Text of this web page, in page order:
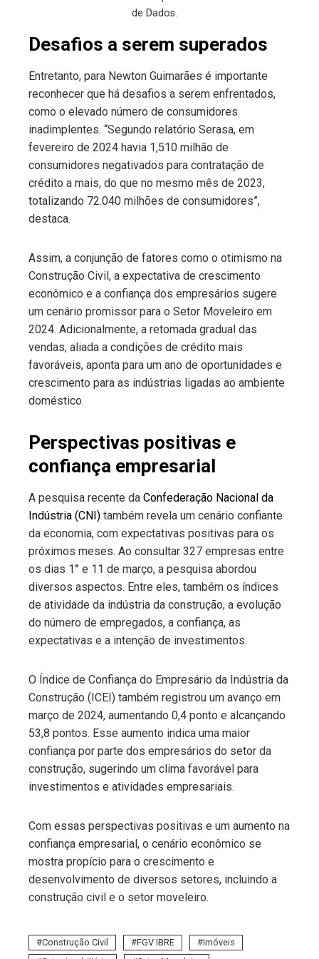
de Dados.
Desafios a serem superados
Entretanto, para Newton Guimarães é importante
reconhecer que há desafios a serem enfrentados,
como o elevado número de consumidores
inadimplentes. “Segundo relatório Serasa, em
fevereiro de 2024 havia 1,510 milhão de
consumidores negativados para contratação de
crédito a mais, do que no mesmo mês de 2023,
totalizando 72.040 milhões de consumidores”,
destaca.
Assim, a conjunção de fatores como o otimismo na
Construção Civil, a expectativa de crescimento
econômico e a confiança dos empresários sugere
um cenário promissor para o Setor Moveleiro em
2024. Adicionalmente, a retomada gradual das
vendas, aliada a condições de crédito mais
favoráveis, aponta para um ano de oportunidades e
crescimento para as indústrias ligadas ao ambiente
doméstico.
Perspectivas positivas e
confiança empresarial
A pesquisa recente da Confederação Nacional da
Indústria (CNI) também revela um cenário confiante
da economia, com expectativas positivas para os
próximos meses. Ao consultar 327 empresas entre
os dias 1° e 11 de março, a pesquisa abordou
diversos aspectos. Entre eles, também os índices
de atividade da indústria da construção, a evolução
do número de empregados, a confiança, as
expectativas e a intenção de investimentos.
O Índice de Confiança do Empresário da Indústria da
Construção (ICEI) também registrou um avanço em
março de 2024, aumentando 0,4 ponto e alcançando
53,8 pontos. Esse aumento indica uma maior
confiança por parte dos empresários do setor da
construção, sugerindo um clima favorável para
investimentos e atividades empresariais.
Com essas perspectivas positivas e um aumento na
confiança empresarial, o cenário econômico se
mostra propício para o crescimento e
desenvolvimento de diversos setores, incluindo a
construção civil e o setor moveleiro.
Construção Civil FGV IBRE
Imóveis